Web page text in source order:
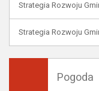
Strategia Rozwoju
Strategia Rozwoju
Pogoda